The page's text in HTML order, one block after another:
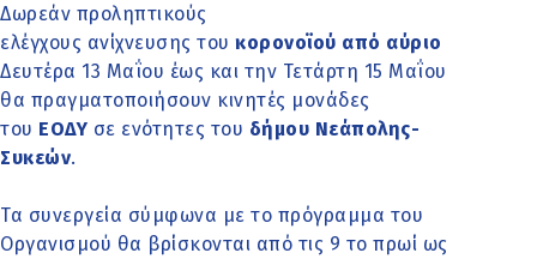
Δωρεάν προληπτικούς
ελέγχους ανίχνευσης του κορονοϊού από αύριο
Δευτέρα 13 Μαΐου έως και την Τετάρτη 15 Μαΐου
θα πραγματοποιήσουν κινητές μονάδες
του ΕΟΔΥ σε ενότητες του δήμου Νεάπολης-
Συκεών.
Τα συνεργεία σύμφωνα με το πρόγραμμα του
Οργανισμού θα βρίσκονται από τις 9 το πρωί ως